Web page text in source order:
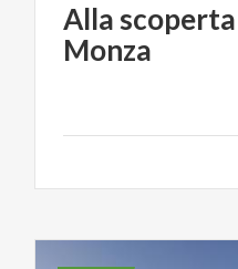
Alla scoperta
Monza